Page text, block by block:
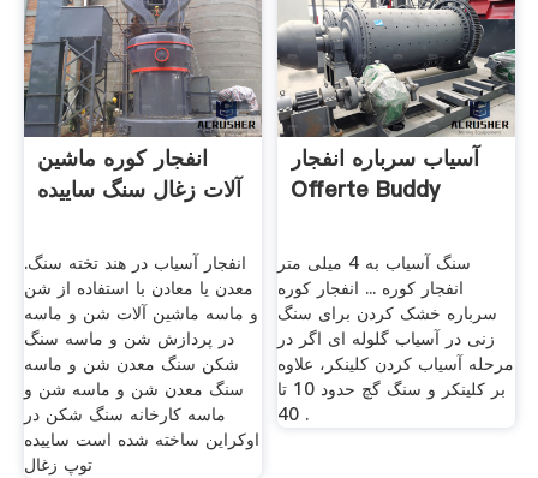
انفجار کوره ماشین
آلات زغال سنگ ساییده
انفجار آسیاب در هند تخته سنگ.
معدن یا معادن با استفاده از شن
و ماسه ماشین آلات شن و ماسه
در پردازش شن و ماسه سنگ
شکن سنگ معدن شن و ماسه
سنگ معدن شن و ماسه شن و
ماسه کارخانه سنگ شکن در
اوکراین ساخته شده است ساییده
توپ زغال
آسیاب سرباره انفجار
Offerte Buddy
سنگ آسیاب به 4 میلی متر
انفجار کوره ... انفجار کوره
سرباره خشک کردن برای سنگ
زنی در آسیاب گلوله ای اگر در
مرحله آسیاب کردن کلینکر، علاوه
بر کلینکر و سنگ گچ حدود 10 تا
40 .